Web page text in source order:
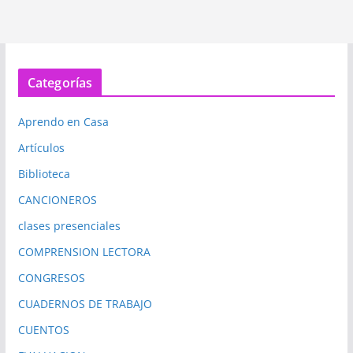
Categorías
Aprendo en Casa
Artículos
Biblioteca
CANCIONEROS
clases presenciales
COMPRENSION LECTORA
CONGRESOS
CUADERNOS DE TRABAJO
CUENTOS